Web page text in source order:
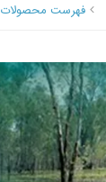
فهرست محصولات